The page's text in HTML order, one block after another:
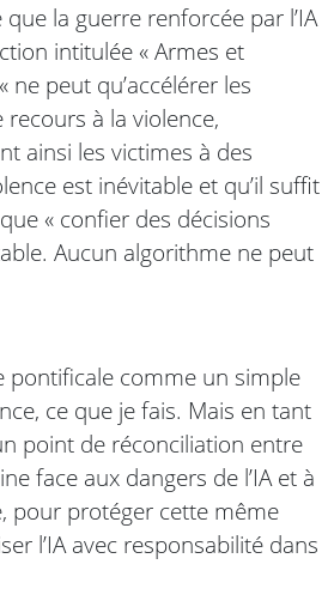
la guerre renforcée par l’IA
intitulée « Armes et
ne peut qu’accélérer les
à la violence,
ainsi les victimes à des
est inévitable et qu’il suffit
« confier des décisions
Aucun algorithme ne peut
pontificale comme un simple
ce que je fais. Mais en tant
point de réconciliation entre
face aux dangers de l’IA et à
pour protéger cette même
l’IA avec responsabilité dans